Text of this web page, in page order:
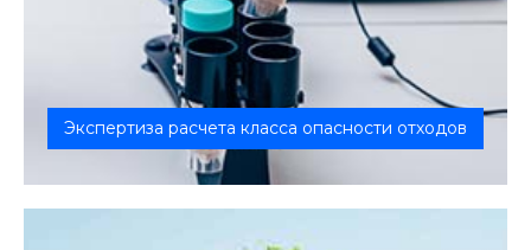
Экспертиза расчета класса опасности отходов
Предприятия должны установить класс опасности